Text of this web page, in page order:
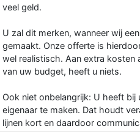
veel geld.
U zal dit merken, wanneer wij
gemaakt. Onze offerte is
wel realistisch. Aan extra kosten
van uw budget, heeft u niets.
Ook niet onbelangrijk: U heeft
eigenaar te maken. Dat houdt
lijnen kort en daardoor